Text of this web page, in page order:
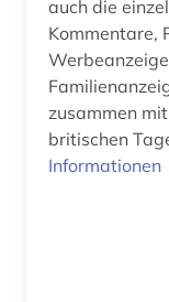
auch die
Kommentare,
zusammen
britischen
Informationen